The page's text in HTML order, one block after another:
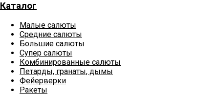
Каталог
Малые салюты
Средние салюты
Большие салюты
Супер салюты
Комбинированные салюты
Петарды, гранаты, дымы
Фейерверки
Ракеты